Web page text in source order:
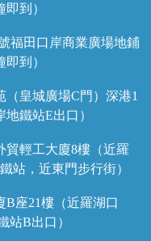
到）
福田口岸商業廣場地鋪
到）
皇城廣場C門）深港1
鐵站E出口）
貿輕工大廈8樓（近羅
站，近東門步行街）
B座21樓（近羅湖口
站B出口）